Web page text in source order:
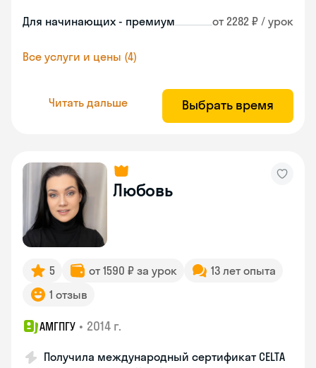
Для начинающих - премиум от 2282 ₽ / урок
Все услуги и цены (4)
Читать дальше Выбрать время
Любовь
5 от 1590 ₽ за урок
13 лет опыта
1 отзыв
АМГПГУ • 2014 г.
Получила международный сертификат CELTA